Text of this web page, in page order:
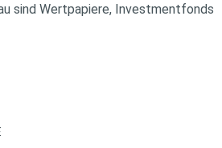
sind Wertpapiere, Investmentfonds